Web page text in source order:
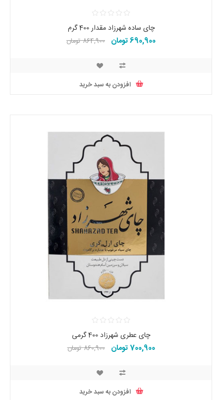
چای ساده شهرزاد مقدار 400 گرم
690,900 تومان 864,900 تومان
افزودن به سبد خرید
چای عطری شهرزاد 400 گرمی
700,900 تومان 860,900 تومان
افزودن به سبد خرید